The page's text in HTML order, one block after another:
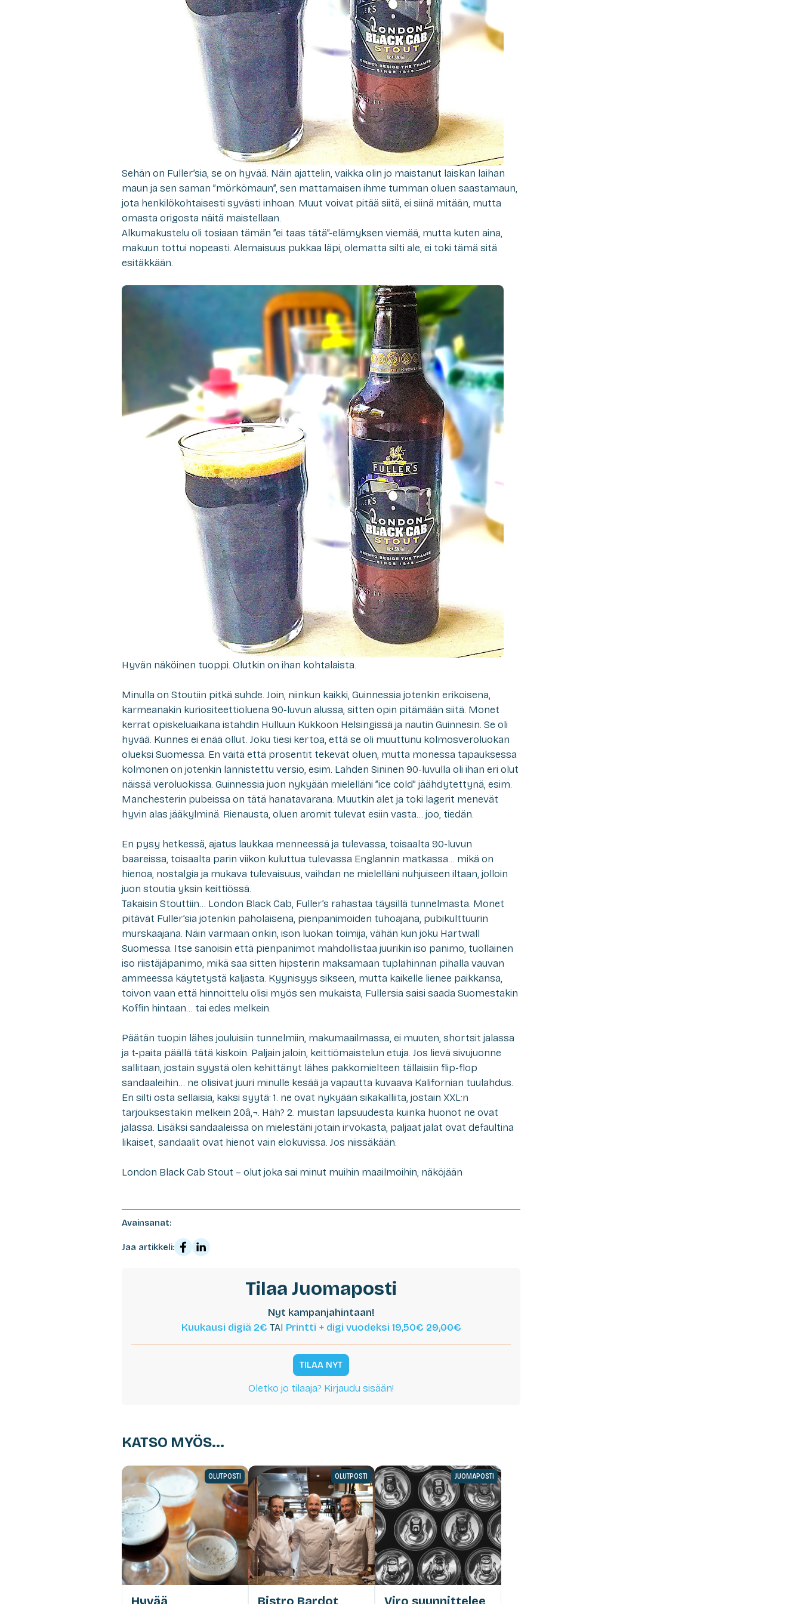
Sehän on Fuller’sia, se on hyvää. Näin ajattelin, vaikka olin jo maistanut laiskan laihan
maun ja sen saman ”mörkömaun”, sen mattamaisen ihme tumman oluen saastamaun,
jota henkilökohtaisesti syvästi inhoan. Muut voivat pitää siitä, ei siinä mitään, mutta
omasta origosta näitä maistellaan.
Alkumakustelu oli tosiaan tämän ”ei taas tätä”-elämyksen viemää, mutta kuten aina,
makuun tottui nopeasti. Alemaisuus pukkaa läpi, olematta silti ale, ei toki tämä sitä
esitäkkään.
Hyvän näköinen tuoppi. Olutkin on ihan kohtalaista.
Minulla on Stoutiin pitkä suhde. Join, niinkun kaikki, Guinnessia jotenkin erikoisena,
karmeanakin kuriositeettioluena 90-luvun alussa, sitten opin pitämään siitä. Monet
kerrat opiskeluaikana istahdin Hulluun Kukkoon Helsingissä ja nautin Guinnesin. Se oli
hyvää. Kunnes ei enää ollut. Joku tiesi kertoa, että se oli muuttunu kolmosveroluokan
olueksi Suomessa. En väitä että prosentit tekevät oluen, mutta monessa tapauksessa
kolmonen on jotenkin lannistettu versio, esim. Lahden Sininen 90-luvulla oli ihan eri olut
näissä veroluokissa. Guinnessia juon nykyään mielelläni ”ice cold” jäähdytettynä, esim.
Manchesterin pubeissa on tätä hanatavarana. Muutkin alet ja toki lagerit menevät
hyvin alas jääkylminä. Rienausta, oluen aromit tulevat esiin vasta… joo, tiedän.
En pysy hetkessä, ajatus laukkaa menneessä ja tulevassa, toisaalta 90-luvun
baareissa, toisaalta parin viikon kuluttua tulevassa Englannin matkassa… mikä on
hienoa, nostalgia ja mukava tulevaisuus, vaihdan ne mielelläni nuhjuiseen iltaan, jolloin
juon stoutia yksin keittiössä.
Takaisin Stouttiin… London Black Cab, Fuller’s rahastaa täysillä tunnelmasta. Monet
pitävät Fuller’sia jotenkin paholaisena, pienpanimoiden tuhoajana, pubikulttuurin
murskaajana. Näin varmaan onkin, ison luokan toimija, vähän kun joku Hartwall
Suomessa. Itse sanoisin että pienpanimot mahdollistaa juurikin iso panimo, tuollainen
iso riistäjäpanimo, mikä saa sitten hipsterin maksamaan tuplahinnan pihalla vauvan
ammeessa käytetystä kaljasta. Kyynisyys sikseen, mutta kaikelle lienee paikkansa,
toivon vaan että hinnoittelu olisi myös sen mukaista, Fullersia saisi saada Suomestakin
Koffin hintaan… tai edes melkein.
Päätän tuopin lähes jouluisiin tunnelmiin, makumaailmassa, ei muuten, shortsit jalassa
ja t-paita päällä tätä kiskoin. Paljain jaloin, keittiömaistelun etuja. Jos lievä sivujuonne
sallitaan, jostain syystä olen kehittänyt lähes pakkomielteen tällaisiin flip-flop
sandaaleihin… ne olisivat juuri minulle kesää ja vapautta kuvaava Kalifornian tuulahdus.
En silti osta sellaisia, kaksi syytä: 1. ne ovat nykyään sikakalliita, jostain XXL:n
tarjouksestakin melkein 20â‚¬. Häh? 2. muistan lapsuudesta kuinka huonot ne ovat
jalassa. Lisäksi sandaaleissa on mielestäni jotain irvokasta, paljaat jalat ovat defaultina
likaiset, sandaalit ovat hienot vain elokuvissa. Jos niissäkään.
London Black Cab Stout – olut joka sai minut muihin maailmoihin, näköjään
Avainsanat:
Jaa artikkeli:
Tilaa Juomaposti
Nyt kampanjahintaan!
Kuukausi digiä 2€ TAI Printti + digi vuodeksi 19,50€29,00€
TILAA NYT
Oletko jo tilaaja? Kirjaudu sisään!
KATSO MYÖS...
OLUTPOSTI
Hyvää
OLUTPOSTI
Bistro Bardot
JUOMAPOSTI
Viro suunnittelee